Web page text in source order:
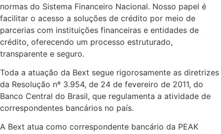
normas do Sistema Financeiro Nacional. Nosso papel é
facilitar o acesso a soluções de crédito por meio de
parcerias com instituições financeiras e entidades de
crédito, oferecendo um processo estruturado,
transparente e seguro.
Toda a atuação da Bext segue rigorosamente as diretrizes
da Resolução nº 3.954, de 24 de fevereiro de 2011, do
Banco Central do Brasil, que regulamenta a atividade de
correspondentes bancários no país.
A Bext atua como correspondente bancário da PEAK